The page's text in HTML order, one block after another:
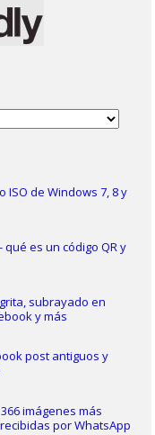
ISO de Windows 7, 8 y
qué es un código QR y
subrayado en
y más
post antiguos y
imágenes más
por WhatsApp